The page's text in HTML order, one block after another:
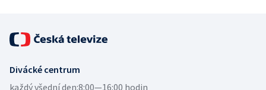
Divácké centrum
každý všední den:8:00—16:00 hodin